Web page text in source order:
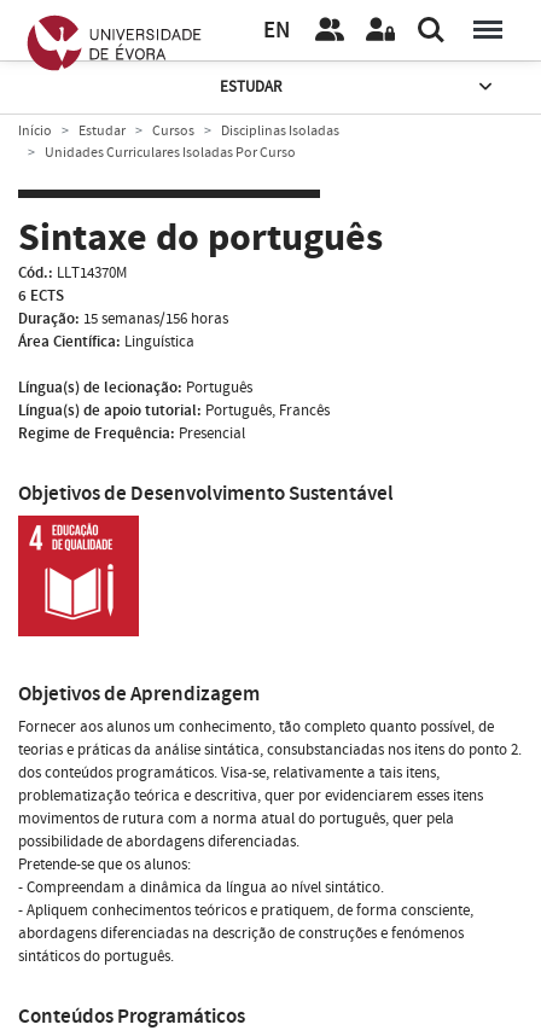
EN
ESTUDAR
Início Estudar Cursos
Disciplinas Isoladas
Unidades Curriculares Isoladas Por Curso
Sintaxe do português
Cód.: LLT14370M
6 ECTS
Duração: 15 semanas/156 horas
Área Científica: Linguística
Língua(s) de lecionação: Português
Língua(s) de apoio tutorial: Português, Francês
Regime de Frequência: Presencial
Objetivos de Desenvolvimento Sustentável
Objetivos de Aprendizagem
Fornecer aos alunos um conhecimento, tão completo quanto possível, de
teorias e práticas da análise sintática, consubstanciadas nos itens do ponto 2.
dos conteúdos programáticos. Visa-se, relativamente a tais itens,
problematização teórica e descritiva, quer por evidenciarem esses itens
movimentos de rutura com a norma atual do português, quer pela
possibilidade de abordagens diferenciadas.
Pretende-se que os alunos:
- Compreendam a dinâmica da língua ao nível sintático.
- Apliquem conhecimentos teóricos e pratiquem, de forma consciente,
abordagens diferenciadas na descrição de construções e fenómenos
sintáticos do português.
Conteúdos Programáticos